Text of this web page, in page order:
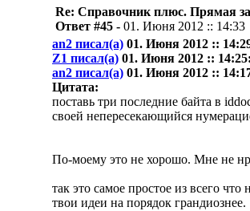
Re: Справочник плюс. Прямая
Ответ #45 - 01. Июня 2012 :: 14:33
an2 писал(а) 01. Июня 2012 ::
Z1 писал(а) 01. Июня 2012 :: 14:25:
an2 писал(а) 01. Июня 2012 ::
Цитата:
поставь три последние байта в
своей непересекающийся
По-моему это не хорошо. Мне не
так это самое простое из всего что
твои идеи на порядок грандиознее.